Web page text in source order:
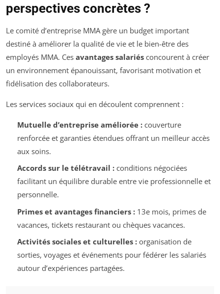
perspectives concrètes ?
Le comité d’entreprise MMA gère un budget important
destiné à améliorer la qualité de vie et le bien-être des
employés MMA. Ces avantages salariés concourent à créer
un environnement épanouissant, favorisant motivation et
fidélisation des collaborateurs.
Les services sociaux qui en découlent comprennent :
Mutuelle d’entreprise améliorée :couverture
renforcée et garanties étendues offrant un meilleur accès
aux soins.
Accords sur le télétravail :conditions négociées
facilitant un équilibre durable entre vie professionnelle et
personnelle.
Primes et avantages financiers :13e mois, primes de
vacances, tickets restaurant ou chèques vacances.
Activités sociales et culturelles :organisation de
sorties, voyages et événements pour fédérer les salariés
autour d’expériences partagées.